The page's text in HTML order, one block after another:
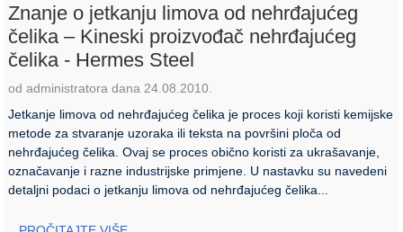
Znanje o jetkanju limova od nehrđajućeg
čelika – Kineski proizvođač nehrđajućeg
čelika - Hermes Steel
od administratora dana 24.08.2010.
Jetkanje limova od nehrđajućeg čelika je proces koji koristi kemijske
metode za stvaranje uzoraka ili teksta na površini ploča od
nehrđajućeg čelika. Ovaj se proces obično koristi za ukrašavanje,
označavanje i razne industrijske primjene. U nastavku su navedeni
detaljni podaci o jetkanju limova od nehrđajućeg čelika...